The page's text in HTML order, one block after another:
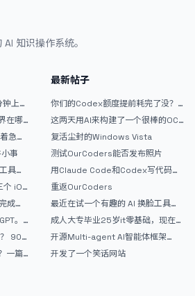
，打算放GitHub开源。</p> <p>有朋
知识操作系统。
上手
在哪
急放
事
具
代
个 iOS
3 实
成一
记录
。
一篇
最新帖子
你们的Codex额度提前耗完了没？
戒断反应如何？
这两天用AI来构建了一个很棒的OC
论坛精华区
复活尘封的Windows Vista
测试OurCoders能否发布照片
用Claude Code和Codex写代码真
的爽，但是App怎么挣钱还是很难啊
重返OurCoders
最近在试一个有趣的 AI 换脸工具，
效果挺不错
成人大专毕业25岁it零基础，现在想
考软件设计师，有什么好的建议吗，
谢谢！
开源Multi-agent AI智能体框架
aevatar.ai，欢迎大家贡献代码
开发了一个笑话网站